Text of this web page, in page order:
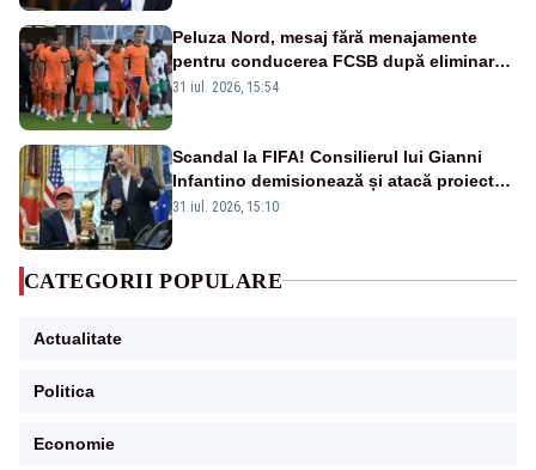
Peluza Nord, mesaj fără menajamente
pentru conducerea FCSB după eliminarea
rușinoasă din Conference League
31 iul. 2026, 15:54
Scandal la FIFA! Consilierul lui Gianni
Infantino demisionează și atacă proiectul
privind investitorii străini
31 iul. 2026, 15:10
CATEGORII POPULARE
Actualitate
Politica
Economie